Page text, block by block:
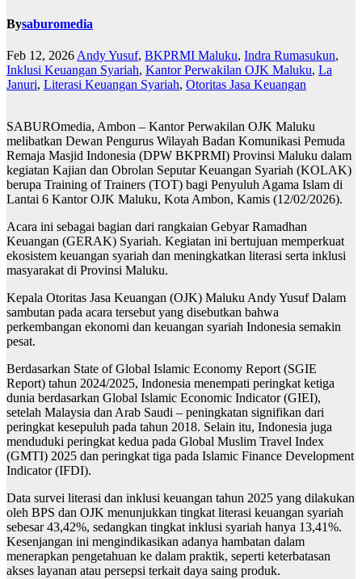
Bysaburomedia
Feb 12, 2026 Andy Yusuf, BKPRMI Maluku, Indra Rumasukun,
Inklusi Keuangan Syariah, Kantor Perwakilan OJK Maluku, La
Januri, Literasi Keuangan Syariah, Otoritas Jasa Keuangan
SABUROmedia, Ambon – Kantor Perwakilan OJK Maluku
melibatkan Dewan Pengurus Wilayah Badan Komunikasi Pemuda
Remaja Masjid Indonesia (DPW BKPRMI) Provinsi Maluku dalam
kegiatan Kajian dan Obrolan Seputar Keuangan Syariah (KOLAK)
berupa Training of Trainers (TOT) bagi Penyuluh Agama Islam di
Lantai 6 Kantor OJK Maluku, Kota Ambon, Kamis (12/02/2026).
Acara ini sebagai bagian dari rangkaian Gebyar Ramadhan
Keuangan (GERAK) Syariah. Kegiatan ini bertujuan memperkuat
ekosistem keuangan syariah dan meningkatkan literasi serta inklusi
masyarakat di Provinsi Maluku.
Kepala Otoritas Jasa Keuangan (OJK) Maluku Andy Yusuf Dalam
sambutan pada acara tersebut yang disebutkan bahwa
perkembangan ekonomi dan keuangan syariah Indonesia semakin
pesat.
Berdasarkan State of Global Islamic Economy Report (SGIE
Report) tahun 2024/2025, Indonesia menempati peringkat ketiga
dunia berdasarkan Global Islamic Economic Indicator (GIEI),
setelah Malaysia dan Arab Saudi – peningkatan signifikan dari
peringkat kesepuluh pada tahun 2018. Selain itu, Indonesia juga
menduduki peringkat kedua pada Global Muslim Travel Index
(GMTI) 2025 dan peringkat tiga pada Islamic Finance Development
Indicator (IFDI).
Data survei literasi dan inklusi keuangan tahun 2025 yang dilakukan
oleh BPS dan OJK menunjukkan tingkat literasi keuangan syariah
sebesar 43,42%, sedangkan tingkat inklusi syariah hanya 13,41%.
Kesenjangan ini mengindikasikan adanya hambatan dalam
menerapkan pengetahuan ke dalam praktik, seperti keterbatasan
akses layanan atau persepsi terkait daya saing produk.